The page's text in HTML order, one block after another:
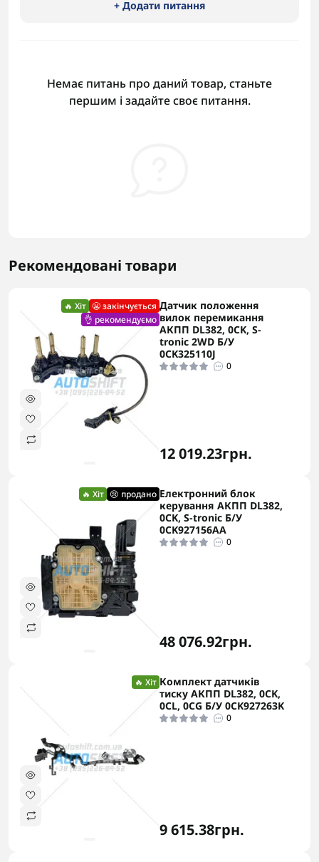
+ Додати питання
Немає питань про даний товар, станьте
першим і задайте своє питання.
Рекомендовані товари
🔥 Хіт 😬 закінчується
👌 рекомендуємо
Датчик положення
вилок перемикання
АКПП DL382, 0CK, S-
tronic 2WD Б/У
0CK325110J
0
12 019.23грн.
🔥 Хіт 😢 продано Електронний блок
керування АКПП DL382,
0CK, S-tronic Б/У
0CK927156AA
0
48 076.92грн.
🔥 Хіт Комплект датчиків
тиску АКПП DL382, 0CK,
0CL, 0CG Б/У 0CK927263K
0
9 615.38грн.